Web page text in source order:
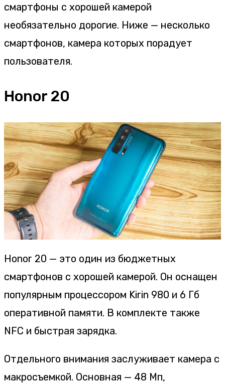
смартфоны с хорошей камерой
необязательно дорогие. Ниже — несколько
смартфонов, камера которых порадует
пользователя.
Honor 20
Honor 20 — это один из бюджетных
смартфонов с хорошей камерой. Он оснащен
популярным процессором Kirin 980 и 6 Гб
оперативной памяти. В комплекте также
NFC и быстрая зарядка.
Отдельного внимания заслуживает камера с
макросъемкой. Основная — 48 Мп,